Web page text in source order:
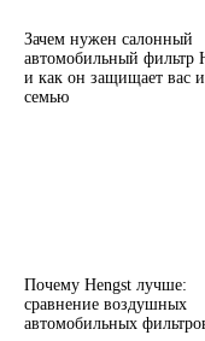
Зачем нужен салонный
автомобильный фильтр
и как он защищает вас
семью
Почему Hengst лучше:
сравнение воздушных
автомобильных